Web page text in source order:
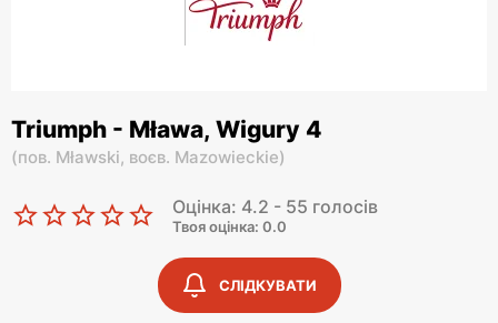
Triumph - Mława, Wigury 4
(пов. Mławski, воєв. Mazowieckie)
Оцінка: 4.2 - 55 голосів
Твоя оцінка: 0.0
СЛІДКУВАТИ